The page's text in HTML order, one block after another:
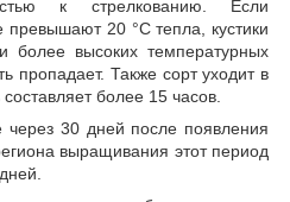
к стрелкованию. Если
превышают 20 °С тепла, кустики
более высоких температурных
пропадает. Также сорт уходит в
более 15 часов.
через 30 дней после появления
выращивания этот период